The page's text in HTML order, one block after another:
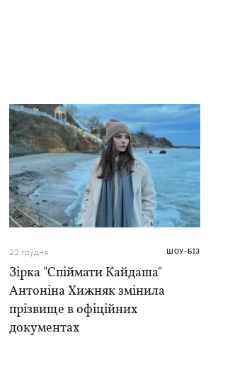
22 грудня ШОУ-БІЗ
Зірка "Спіймати Кайдаша"
Антоніна Хижняк змінила
прізвище в офіційних
документах